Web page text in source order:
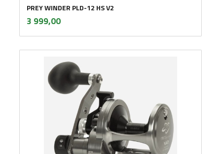
PREY WINDER PLD-12 HS V2
Pris
3 999,00mva.